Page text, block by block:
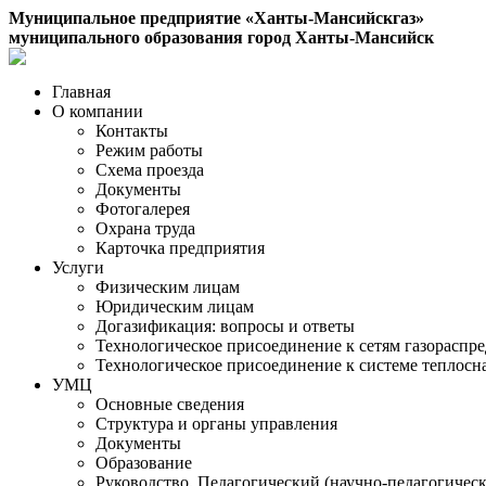
Муниципальное предприятие «Ханты-Мансийскгаз»
муниципального образования город Ханты-Мансийск
Главная
О компании
Контакты
Режим работы
Схема проезда
Документы
Фотогалерея
Охрана труда
Карточка предприятия
Услуги
Физическим лицам
Юридическим лицам
Догазификация: вопросы и ответы
Технологическое присоединение к сетям
Технологическое присоединение к системе
УМЦ
Основные сведения
Структура и органы управления
Документы
Образование
Руководство. Педагогический (научно-